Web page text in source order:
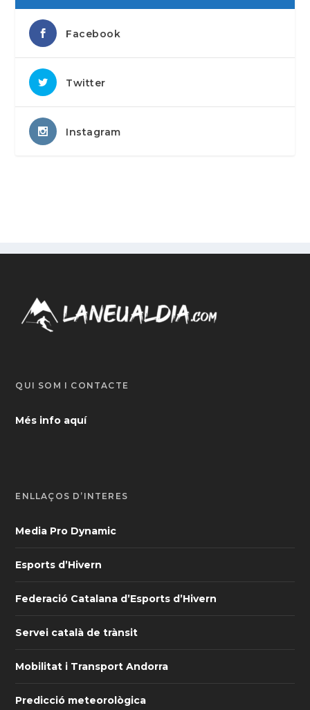
Facebook
Twitter
Instagram
QUI SOM I CONTACTE
Més info aquí
ENLLAÇOS D’INTERÈS
Media Pro Dynamic
Esports d’Hivern
Federació Catalana d’Esports d’Hivern
Servei català de trànsit
Mobilitat i Transport Andorra
Predicció meteorològica